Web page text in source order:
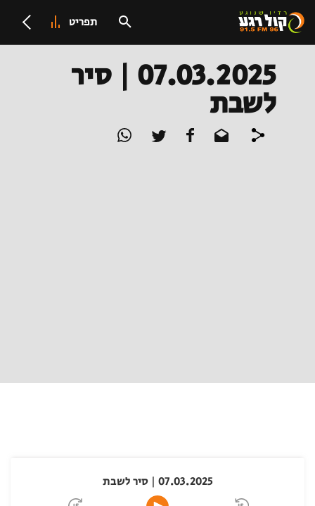
תפריט
07.03.2025 | סיר
לשבת
07.03.2025 | סיר לשבת